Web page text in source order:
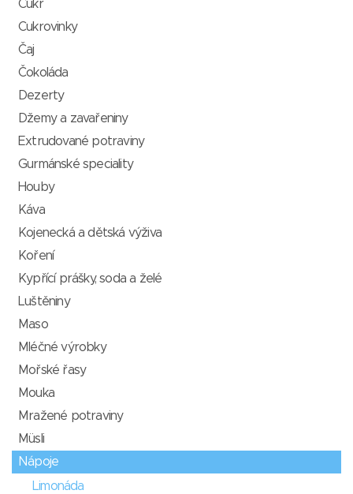
Cukr
Cukrovinky
Čaj
Čokoláda
Dezerty
Džemy a zavařeniny
Extrudované potraviny
Gurmánské speciality
Houby
Káva
Kojenecká a dětská výživa
Koření
Kypřící prášky, soda a želé
Luštěniny
Maso
Mléčné výrobky
Mořské řasy
Mouka
Mražené potraviny
Müsli
Nápoje
Limonáda